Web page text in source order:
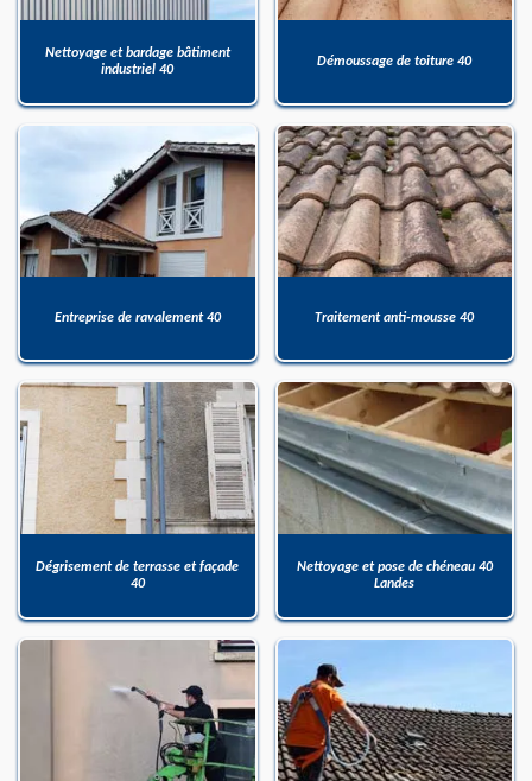
Nettoyage et bardage bâtiment
industriel 40
Démoussage de toiture 40
Entreprise de ravalement 40 Traitement anti-mousse 40
Dégrisement de terrasse et façade
40
Nettoyage et pose de chéneau 40
Landes